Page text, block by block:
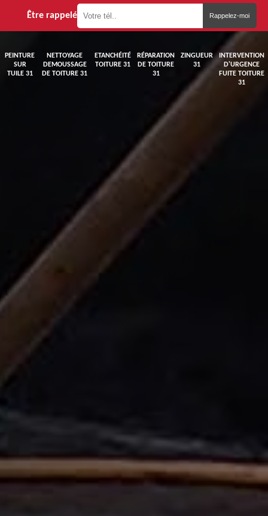
Être rappelé
PEINTURE
SUR
TUILE 31
NETTOYAGE
DEMOUSSAGE
DE TOITURE 31
ETANCHÉITÉ
TOITURE 31
RÉPARATION
DE TOITURE
31
ZINGUEUR
31
INTERVENTION
D'URGENCE
FUITE TOITURE
31